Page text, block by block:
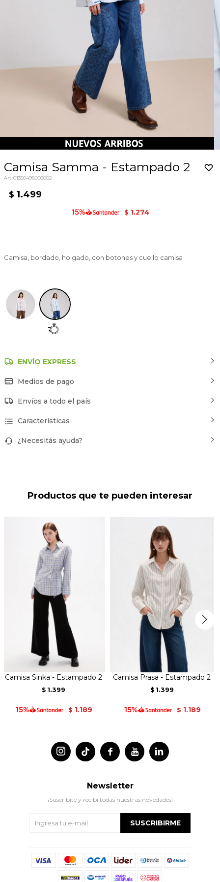
Camisa Samma - Estampado 2
01350498005002
$ 1.499
$ 1.274
Camisa, bordado, holgado, con botones y cuello camisa
ENVÍO EXPRESS
Medios de pago
Envíos a todo el país
Características
¿Necesitás ayuda?
Productos que te pueden interesar
Camisa Sinka - Estampado 2
$ 1.399
$ 1.189
Camisa Prasa - Estampado 2
$ 1.399
$ 1.189
 
 
Newsletter
¡Suscribite y recibí todas nuestras novedades!
SUSCRIBIRME